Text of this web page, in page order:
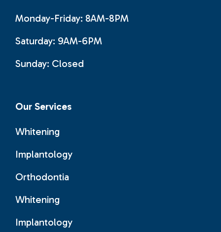
Monday-Friday: 8AM-8PM
Saturday: 9AM-6PM
Sunday: Closed
Our Services
Whitening
Implantology
Orthodontia
Whitening
Implantology